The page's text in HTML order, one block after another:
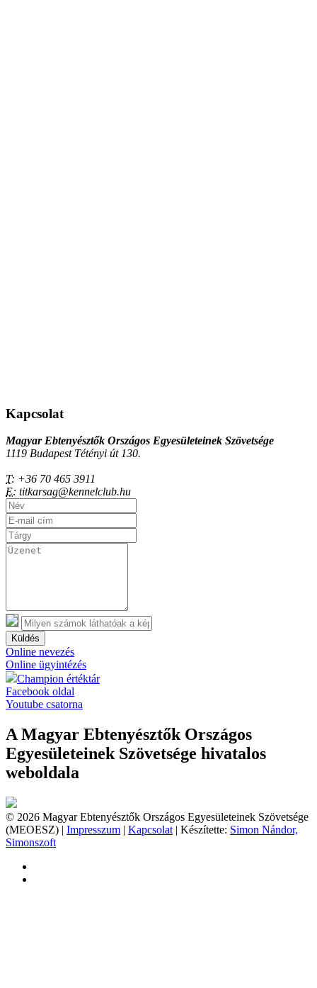
Kapcsolat
Magyar Ebtenyésztők Országos Egyesületeinek Szövetsége
1119 Budapest Tétényi út 130.
T: +36 70 465 3911
E: titkarsag@kennelclub.hu
Küldés
Online nevezés
Online ügyintézés
Champion értéktár
Facebook oldal
Youtube csatorna
A Magyar Ebtenyésztők Országos
Egyesületeinek Szövetsége hivatalos
weboldala
© 2026 Magyar Ebtenyésztők Országos Egyesületeinek Szövetsége
(MEOESZ) | Impresszum | Kapcsolat | Készítette: Simon Nándor,
Simonszoft